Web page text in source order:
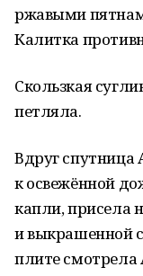
ржавыми
Калитка
Скользкая
петляла.
Вдруг спутница
к освежённой
капли, присела
и выкрашенной
плите смотрела